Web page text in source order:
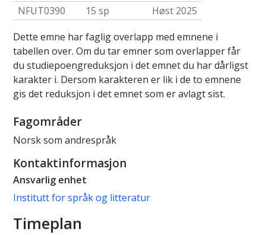
NFUT0390
15 sp
Høst 2025
Dette emne har faglig overlapp med emnene i
tabellen over. Om du tar emner som overlapper får
du studiepoengreduksjon i det emnet du har dårligst
karakter i. Dersom karakteren er lik i de to emnene
gis det reduksjon i det emnet som er avlagt sist.
Fagområder
Norsk som andrespråk
Kontaktinformasjon
Ansvarlig enhet
Institutt for språk og litteratur
Timeplan